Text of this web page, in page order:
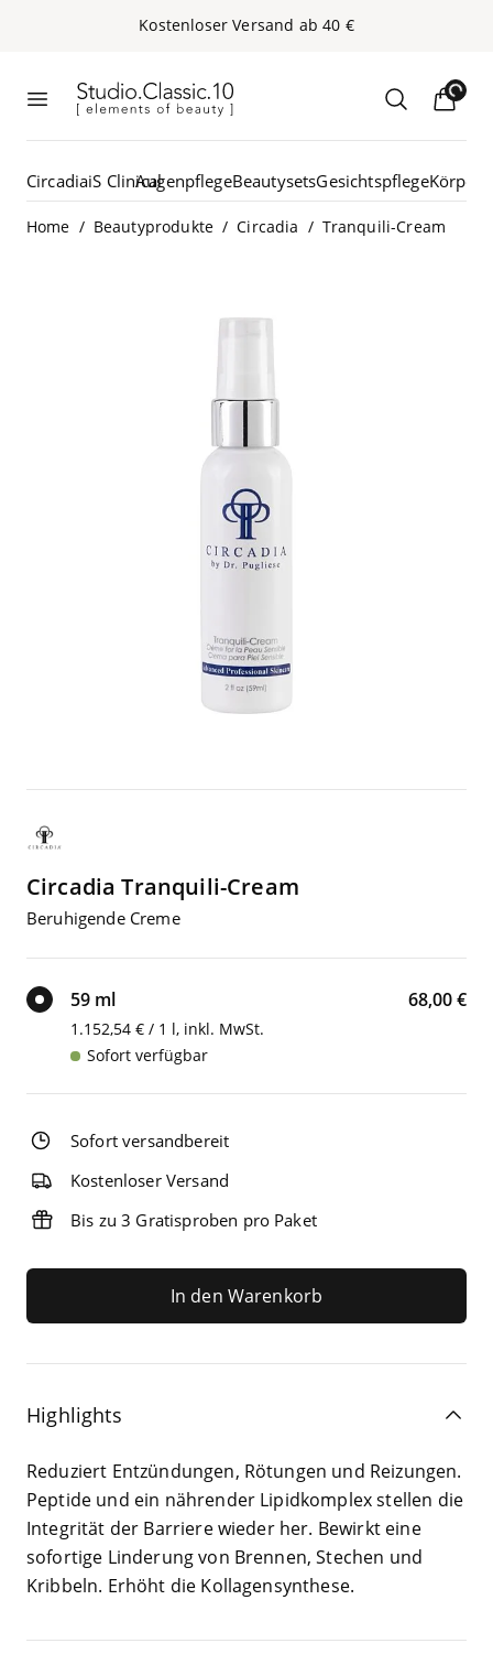
Kos­ten­lo­ser Ver­sand ab40 €
Studio.Classic.10
Loading...
CircadiaiS ClinicalAugenpflegeBeautysetsGesichtspflege
Home / Beautyprodukte / Circadia / Tranquili-Cream
Circadia Tran­qui­li-Cream
Beru­hi­gen­de Creme
59 ml
1.152,54 € / 1 l, inkl. MwSt.
Sofort verfügbar
68,00 €
Sofort versandbereit
Kostenloser Versand
Bis zu 3 Gratisproben pro Paket
In den Warenkorb
Highlights
Redu­ziert Ent­zün­dun­gen, Rötun­gen und Rei­zun­gen.
Pep­ti­de und ein näh­ren­der Lipidkom­plex stel­len die
Inte­gri­tät der Bar­rie­re wie­der her. Bewirkt eine
sofor­ti­ge Lin­de­rung von Bren­nen, Ste­chen und
Krib­beln. Erhöht die Kollagensynthese.